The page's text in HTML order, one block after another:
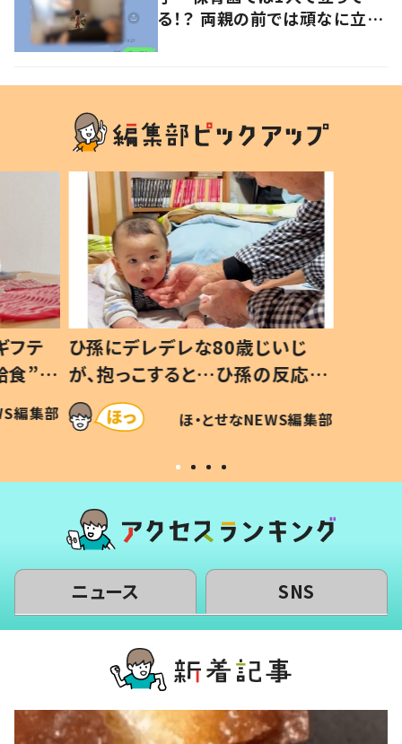
る！？ 両親の前では頑なに立た
フテ
食”を
親
編集部
ひ孫にデレデレな80歳じいじ
が、抱っこすると…ひ孫の反応に
「涙が出ました」「可愛くて仕方な
い」
ほ・とせなNEWS編集部
ニュース SNS